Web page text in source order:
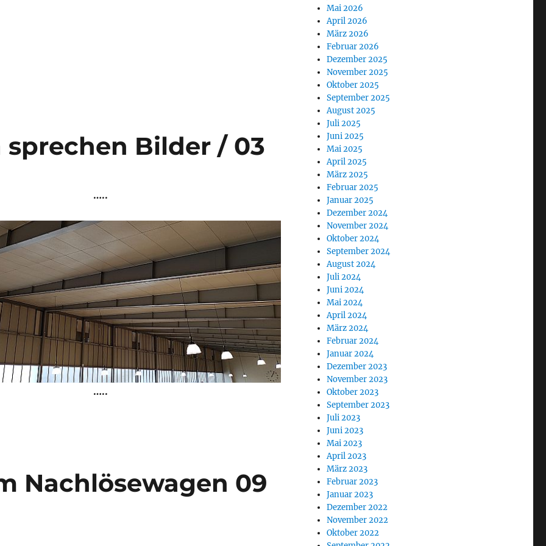
Bilder / 03
…..
…..
Nachlösewagen 09
Mai 2026
April 2026
März 2026
Februar 2026
Dezember 2025
November 2025
Oktober 2025
September 2025
August 2025
Juli 2025
Juni 2025
Mai 2025
April 2025
März 2025
Februar 2025
Januar 2025
Dezember 2024
November 2024
Oktober 2024
September 2024
August 2024
Juli 2024
Juni 2024
Mai 2024
April 2024
März 2024
Februar 2024
Januar 2024
Dezember 2023
November 2023
Oktober 2023
September 2023
Juli 2023
Juni 2023
Mai 2023
April 2023
März 2023
Februar 2023
Januar 2023
Dezember 2022
November 2022
Oktober 2022